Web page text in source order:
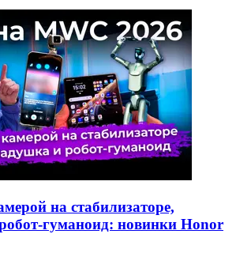
на стабилизаторе,
гуманоид: новинки Honor